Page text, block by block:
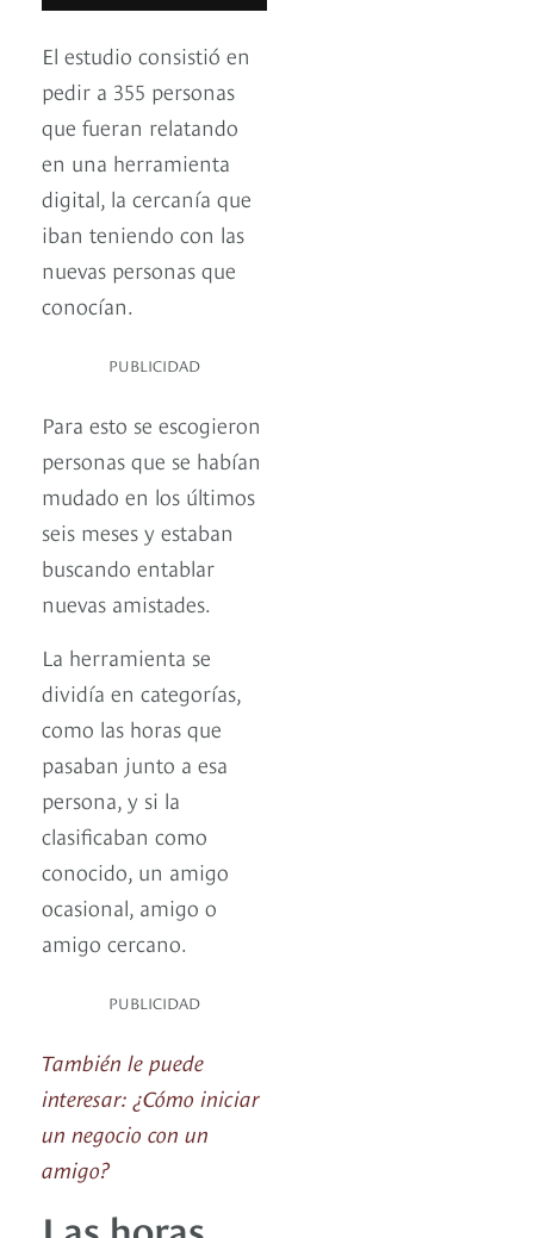
El estudio consistió en
pedir a 355 personas
que fueran relatando
en una herramienta
digital, la cercanía que
iban teniendo con las
nuevas personas que
conocían.
PUBLICIDAD
Para esto se escogieron
personas que se habían
mudado en los últimos
seis meses y estaban
buscando entablar
nuevas amistades.
La herramienta se
dividía en categorías,
como las horas que
pasaban junto a esa
persona, y si la
clasificaban como
conocido, un amigo
ocasional, amigo o
amigo cercano.
PUBLICIDAD
También le puede
interesar: ¿Cómo iniciar
un negocio con un
amigo?